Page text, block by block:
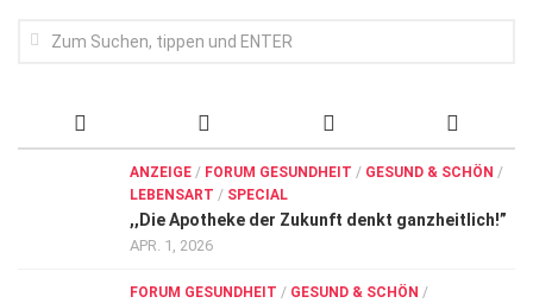
ANZEIGE / FORUM GESUNDHEIT / GESUND & SCHÖN /
LEBENSART / SPECIAL
,,Die Apotheke der Zukunft denkt ganzheitlich!”
APR. 1, 2026
FORUM GESUNDHEIT / GESUND & SCHÖN /